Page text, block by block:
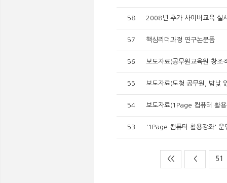
58 2008년 추가 사이버교육 실
57 핵심리더과정 연구논문폼
56 보도자료(공무원교육원 창조
55 보도자료(도청 공무원, 밤낮
54 보도자료(1Page 컴퓨터 활
53 '1Page 컴퓨터 활용강좌' 운
<< < 51